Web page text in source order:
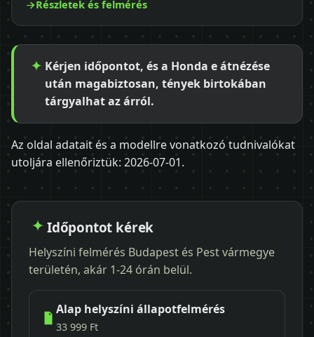
Részletek és felmérés
Kérjen időpontot, és a Honda e átnézése
után magabiztosan, tények birtokában
tárgyalhat az árról.
Az oldal adatait és a modellre vonatkozó tudnivalókat
utoljára ellenőriztük: 2026-07-01.
Időpontot kérek
Helyszíni felmérés Budapest és Pest vármegye
területén, akár 1-24 órán belül.
Alap helyszíni állapotfelmérés
33 999 Ft